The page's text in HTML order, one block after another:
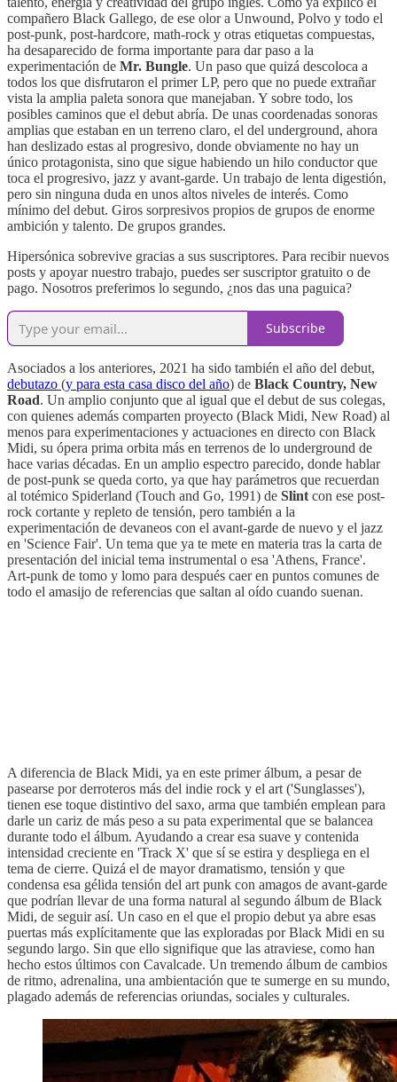
compañero Black Gallego, de ese olor a Unwound, Polvo y todo el
post-punk, post-hardcore, math-rock y otras etiquetas compuestas,
ha desaparecido de forma importante para dar paso a la
experimentación de Mr. Bungle. Un paso que quizá descoloca a
todos los que disfrutaron el primer LP, pero que no puede extrañar
vista la amplia paleta sonora que manejaban. Y sobre todo, los
posibles caminos que el debut abría. De unas coordenadas sonoras
amplias que estaban en un terreno claro, el del underground, ahora
han deslizado estas al progresivo, donde obviamente no hay un
único protagonista, sino que sigue habiendo un hilo conductor que
toca el progresivo, jazz y avant-garde. Un trabajo de lenta digestión,
pero sin ninguna duda en unos altos niveles de interés. Como
mínimo del debut. Giros sorpresivos propios de grupos de enorme
ambición y talento. De grupos grandes.
Hipersónica sobrevive gracias a sus suscriptores. Para recibir nuevos
posts y apoyar nuestro trabajo, puedes ser suscriptor gratuito o de
pago. Nosotros preferimos lo segundo, ¿nos das una paguica?
Subscribe
Asociados a los anteriores, 2021 ha sido también el año del debut,
debutazo (y para esta casa disco del año) de Black Country, New
Road. Un amplio conjunto que al igual que el debut de sus colegas,
con quienes además comparten proyecto (Black Midi, New Road) al
menos para experimentaciones y actuaciones en directo con Black
Midi, su ópera prima orbita más en terrenos de lo underground de
hace varias décadas. En un amplio espectro parecido, donde hablar
de post-punk se queda corto, ya que hay parámetros que recuerdan
al totémico Spiderland (Touch and Go, 1991) de Slint con ese post-
rock cortante y repleto de tensión, pero también a la
experimentación de devaneos con el avant-garde de nuevo y el jazz
en 'Science Fair'. Un tema que ya te mete en materia tras la carta de
presentación del inicial tema instrumental o esa 'Athens, France'.
Art-punk de tomo y lomo para después caer en puntos comunes de
todo el amasijo de referencias que saltan al oído cuando suenan.
A diferencia de Black Midi, ya en este primer álbum, a pesar de
pasearse por derroteros más del indie rock y el art ('Sunglasses'),
tienen ese toque distintivo del saxo, arma que también emplean para
darle un cariz de más peso a su pata experimental que se balancea
durante todo el álbum. Ayudando a crear esa suave y contenida
intensidad creciente en 'Track X' que sí se estira y despliega en el
tema de cierre. Quizá el de mayor dramatismo, tensión y que
condensa esa gélida tensión del art punk con amagos de avant-garde
que podrían llevar de una forma natural al segundo álbum de Black
Midi, de seguir así. Un caso en el que el propio debut ya abre esas
puertas más explícitamente que las exploradas por Black Midi en su
segundo largo. Sin que ello signifique que las atraviese, como han
hecho estos últimos con Cavalcade. Un tremendo álbum de cambios
de ritmo, adrenalina, una ambientación que te sumerge en su mundo,
plagado además de referencias oriundas, sociales y culturales.